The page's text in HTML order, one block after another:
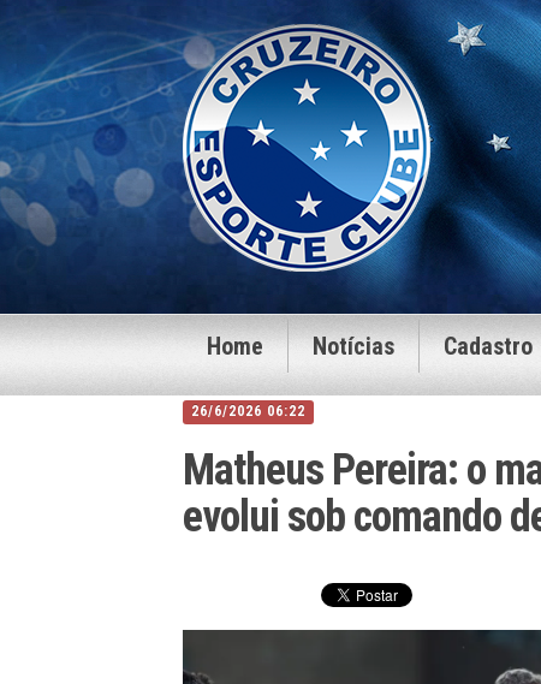
Home Notícias Cadastro
26/6/2026 06:22
Matheus Pereira: o
evolui sob comando